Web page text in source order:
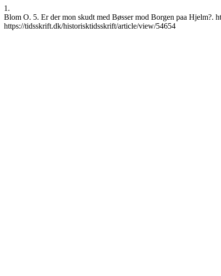
1.
Blom O. 5. Er der mon skudt med Bøsser mod Borgen paa
https://tidsskrift.dk/historisktidsskrift/article/view/54654